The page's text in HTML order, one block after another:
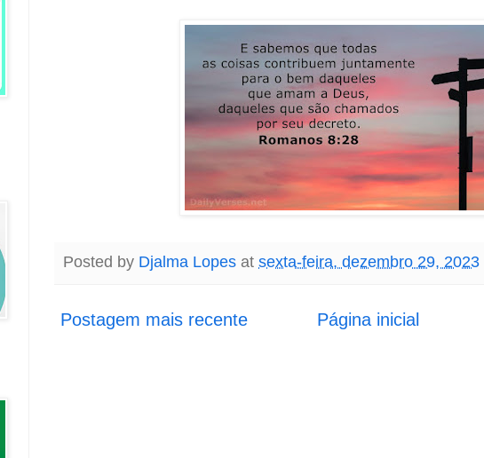
Posted by Djalma Lopes at sexta-feira, dezembro 29, 2023
Postagem mais recente Página inicial